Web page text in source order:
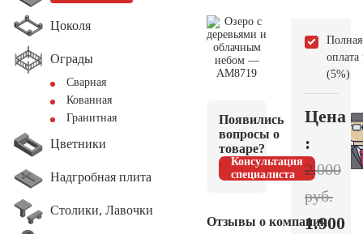
Цоколя
Ограды
Сварная
Кованная
Гранитная
Цветники
Надгробная плита
Столики, Лавочки
Появились
вопросы о
товаре?
Консультация
специалиста
Отзывы о компании
Полная
оплата
(5%)
Цена
:
2.000
руб.
1.900